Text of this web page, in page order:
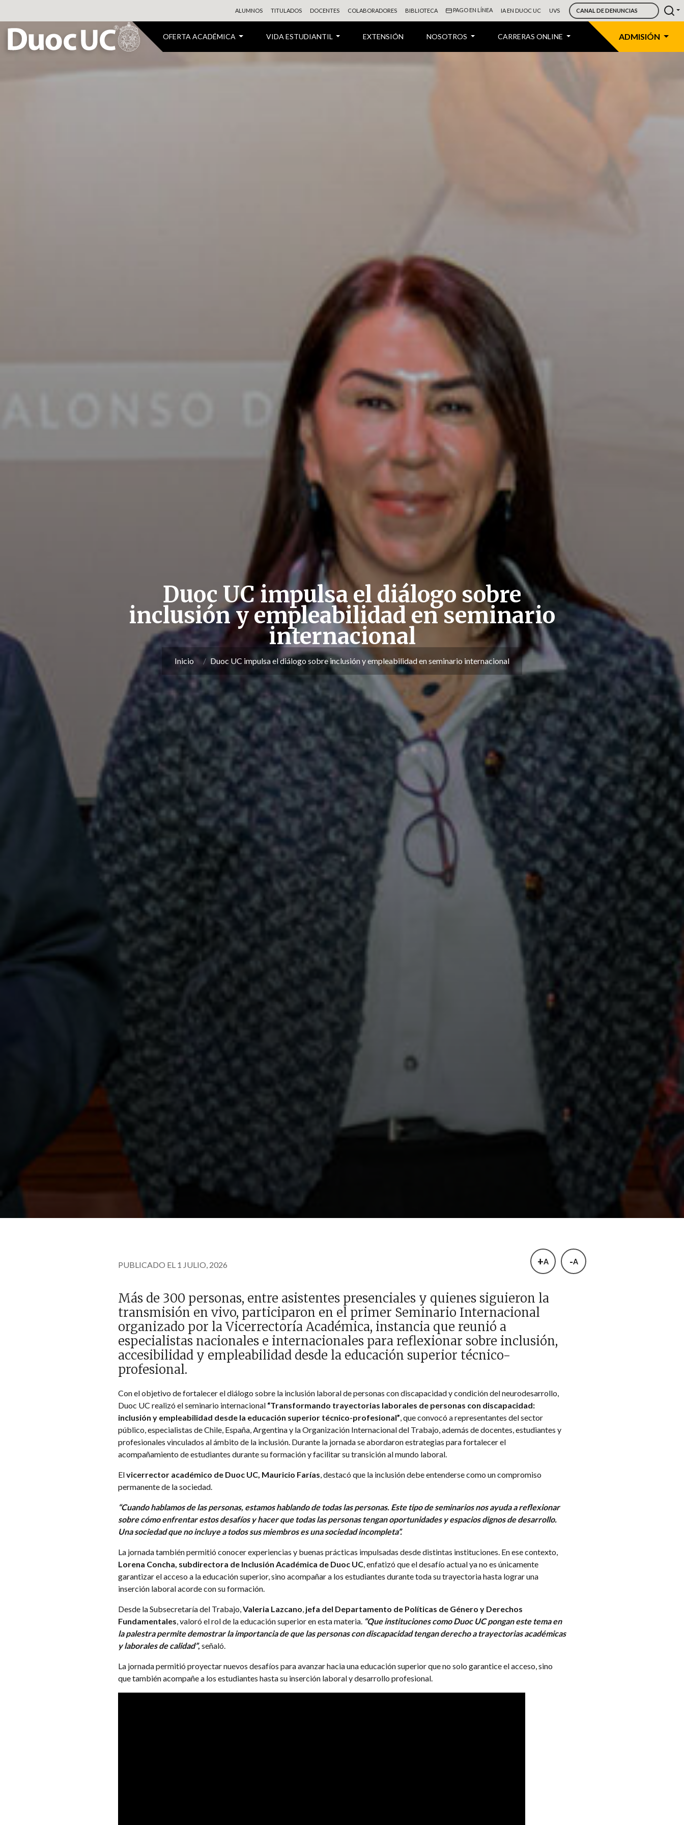
OFERTA ACADÉMICA VIDA ESTUDIANTIL EXTENSIÓN NOSOTROS CARRERAS ONLINE ADMISIÓN
ALUMNOS TITULADOS DOCENTES COLABORADORES BIBLIOTECA PAGO EN LÍNEA IA EN DUOC UC UVS CANAL DE DENUNCIAS
Duoc UC impulsa el diálogo sobre
inclusión y empleabilidad en seminario
internacional
Inicio Duoc UC impulsa el diálogo sobre inclusión y empleabilidad en seminario internacional
+A -A
PUBLICADO EL 1 JULIO, 2026
Más de 300 personas, entre asistentes presenciales y quienes siguieron la
transmisión en vivo, participaron en el primer Seminario Internacional
organizado por la Vicerrectoría Académica, instancia que reunió a
especialistas nacionales e internacionales para reflexionar sobre inclusión,
accesibilidad y empleabilidad desde la educación superior técnico-
profesional.
Con el objetivo de fortalecer el diálogo sobre la inclusión laboral de personas con discapacidad y condición del neurodesarrollo,
Duoc UC realizó el seminario internacional “Transformando trayectorias laborales de personas con discapacidad:
inclusión y empleabilidad desde la educación superior técnico-profesional”, que convocó a representantes del sector
público, especialistas de Chile, España, Argentina y la Organización Internacional del Trabajo, además de docentes, estudiantes y
profesionales vinculados al ámbito de la inclusión. Durante la jornada se abordaron estrategias para fortalecer el
acompañamiento de estudiantes durante su formación y facilitar su transición al mundo laboral.
Elvicerrector académico de Duoc UC, Mauricio Farías, destacó que la inclusión debe entenderse como un compromiso
permanente de la sociedad.
“Cuando hablamos de las personas, estamos hablando de todas las personas. Este tipo de seminarios nos ayuda a reflexionar
sobre cómo enfrentar estos desafíos y hacer que todas las personas tengan oportunidades y espacios dignos de desarrollo.
Una sociedad que no incluye a todos sus miembros es una sociedad incompleta”.
La jornada también permitió conocer experiencias y buenas prácticas impulsadas desde distintas instituciones. En ese contexto,
Lorena Concha, subdirectora de Inclusión Académica de Duoc UC, enfatizó que el desafío actual ya no es únicamente
garantizar el acceso a la educación superior, sino acompañar a los estudiantes durante toda su trayectoria hasta lograr una
inserción laboral acorde con su formación.
Desde la Subsecretaría del Trabajo,Valeria Lazcano, jefa del Departamento de Políticas de Género y Derechos
Fundamentales, valoró el rol de la educación superior en esta materia. “Que instituciones como Duoc UC pongan este tema en
la palestra permite demostrar la importancia de que las personas con discapacidad tengan derecho a trayectorias académicas
y laborales de calidad”, señaló.
La jornada permitió proyectar nuevos desafíos para avanzar hacia una educación superior que no solo garantice el acceso, sino
que también acompañe a los estudiantes hasta su inserción laboral y desarrollo profesional.